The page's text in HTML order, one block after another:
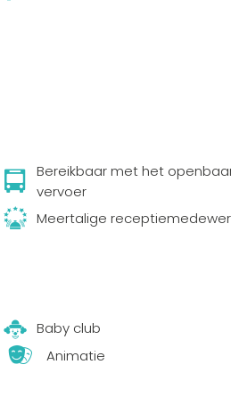
Bereikbaar met het
vervoer
Meertalige
Baby club
Animatie